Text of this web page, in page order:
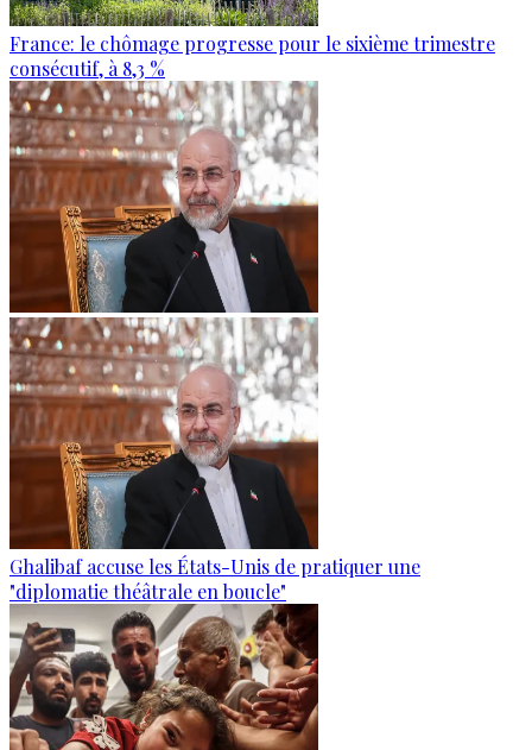
France: le chômage progresse pour le sixième trimestre
consécutif, à 8,3 %
Ghalibaf accuse les États-Unis de pratiquer une
"diplomatie théâtrale en boucle"